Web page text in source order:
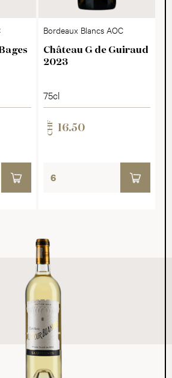
Bordeaux Blancs AOC
Château G de Guiraud
2023
75cl
CHF 16.50